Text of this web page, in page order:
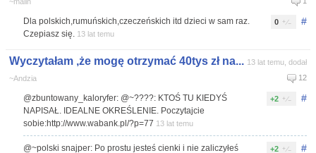
#
0
Dla polskich,rumuńskich,czeczeńskich itd dzieci w sam raz.
Czepiasz się. 13 lat temu
Wyczytałam ,że mogę otrzymać 40tys zł na... 13 lat temu, dodał
~Andzia
12
#
+2
@zbuntowany_kaloryfer: @~????: KTOŚ TU KIEDYŚ
NAPISAŁ. IDEALNE OKREŚLENIE. Poczytajcie
sobie:http://www.wabank.pl/?p=77 13 lat temu
#
+2
@~polski snajper: Po prostu jesteś cienki i nie zaliczyłeś